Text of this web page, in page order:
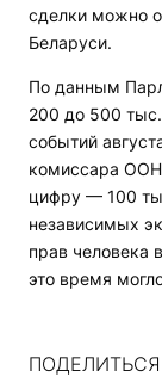
сделки можно
Беларуси.
По данным
200 до 500
событий
комиссара
цифру — 100
независимых
прав человека
это время